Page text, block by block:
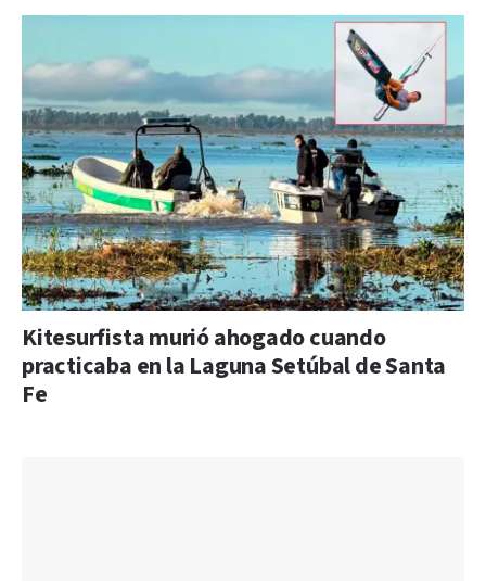
Kitesurfista murió ahogado cuando
practicaba en la Laguna Setúbal de Santa
Fe